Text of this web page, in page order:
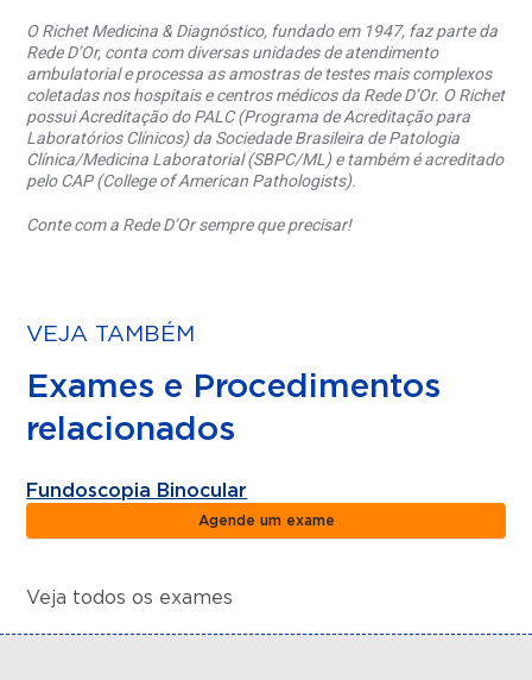
O Richet Medicina & Diagnóstico, fundado em 1947, faz parte da
Rede D’Or, conta com diversas unidades de atendimento
ambulatorial e processa as amostras de testes mais complexos
coletadas nos hospitais e centros médicos da Rede D’Or. O Richet
possui Acreditação do PALC (Programa de Acreditação para
Laboratórios Clínicos) da Sociedade Brasileira de Patologia
Clínica/Medicina Laboratorial (SBPC/ML) e também é acreditado
pelo CAP (College of American Pathologists).
Conte com a Rede D’Or sempre que precisar!
VEJA TAMBÉM
Exames e Procedimentos
relacionados
Fundoscopia Binocular
Agende um exame
Veja todos os exames